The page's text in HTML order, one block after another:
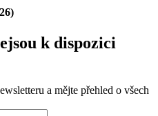
k dispozici
a mějte přehled o všech